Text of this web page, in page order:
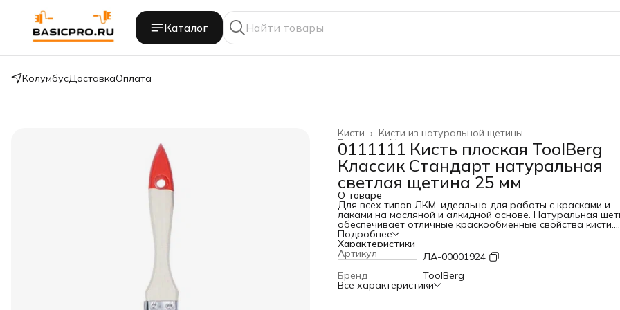
Каталог
КолумбусДоставкаОплата
Кисти из натуральной щетины
Кисти ›
Малярный инструмент
Главная ›
0111111 Кисть плоская ToolBerg
Классик Стандарт натуральная
светлая щетина 25 мм
О товаре
Для всех типов ЛКМ, идеальна для работы с красками и
лаками на масляной и алкидной основе. Натуральная
обеспечивает отличные краскообменные свойства кисти.
Деревянная рукоятка оснащена отверстием для подвески.
Стальной бандаж
Подробнее
Характеристики
Артикул
ЛА-00001924
Бренд
ToolBerg
Все характеристики